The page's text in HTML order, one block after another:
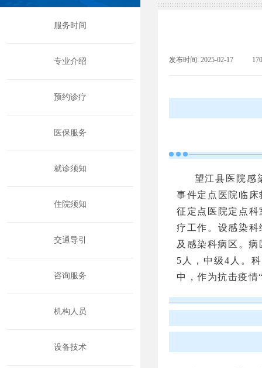
服务时间
专业介绍
预约诊疗
医保服务
就诊须知
住院须知
交通导引
咨询服务
机构人员
设备技术
发布时间: 2025-02-17
望江县医院感
事件定点医院临
征定点医院定点
疗工作。设感染
及感染科病区。
5人，中级4人。
中，作为抗击疫情